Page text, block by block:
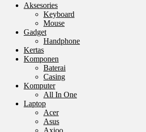
Aksesories
Keyboard
Mouse
Gadget
Handphone
Kertas
Komponen
Baterai
Casing
Komputer
All In One
Laptop
Acer
Asus
Axioo